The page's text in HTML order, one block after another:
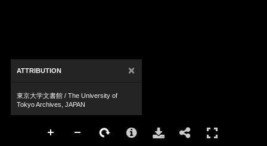
ATTRIBUTION ×
東京大学文書館 / The University of
Tokyo Archives, JAPAN